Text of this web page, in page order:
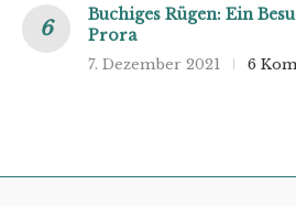
Buchiges Rügen: Ein
Prora
7. Dezember 2021 6